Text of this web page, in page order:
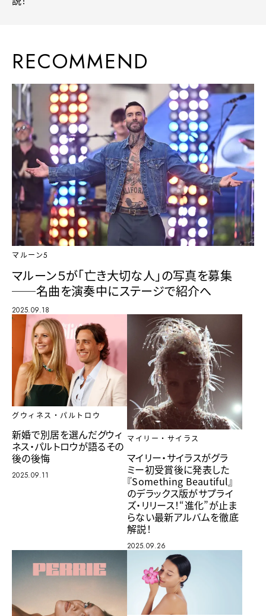
RECOMMEND
マルーン5
マルーン５が「亡き大切な人」の写真を募集
──名曲を演奏中にステージで紹介へ
2025.09.18
グウィネス・パルトロウ
新婚で別居を選んだグウィ
ネス・パルトロウが語るその
後の後悔
2025.09.11
マイリー・サイラス
マイリー・サイラスがグラ
ミー初受賞後に発表した
『Something Beautiful』
のデラックス版がサプライ
ズ・リリース！“進化”が止ま
らない最新アルバムを徹底
解説！
2025.09.26